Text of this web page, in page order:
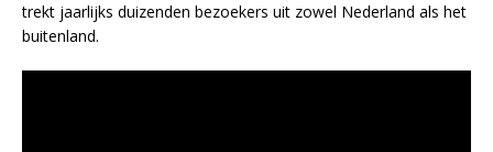
trekt jaarlijks duizenden bezoekers uit zowel Nederland als het
buitenland.